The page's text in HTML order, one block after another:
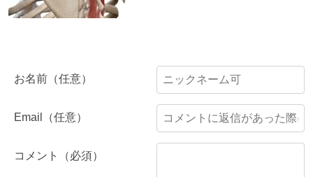
コメント（必須）
お名前（任意）
Email（任意）